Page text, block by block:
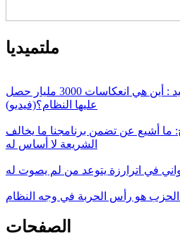
ملتميديا
الناطق باسم المرشح العيد : أين هي انعكاسات 3000 مليار حصل
عليها النظام؟(فيديو)
أشيع عن تضمن برنامجنا ما يخالف
الشريعة لا أساس له
في اترارزة يتوعد من لم يصوت له
هو رأس الحربة في وجه النظام
الصفحات